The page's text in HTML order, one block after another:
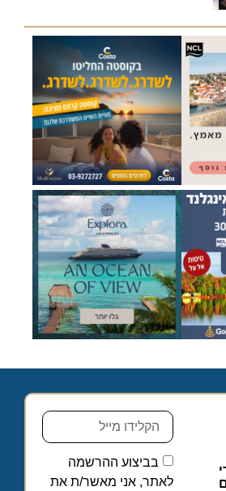
בביצוע ההרשמה
לאתר, אני מאשר/ת את